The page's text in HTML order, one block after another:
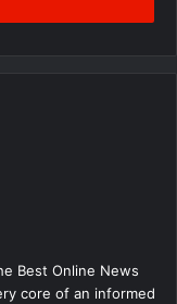
Best Online News
core of an informed